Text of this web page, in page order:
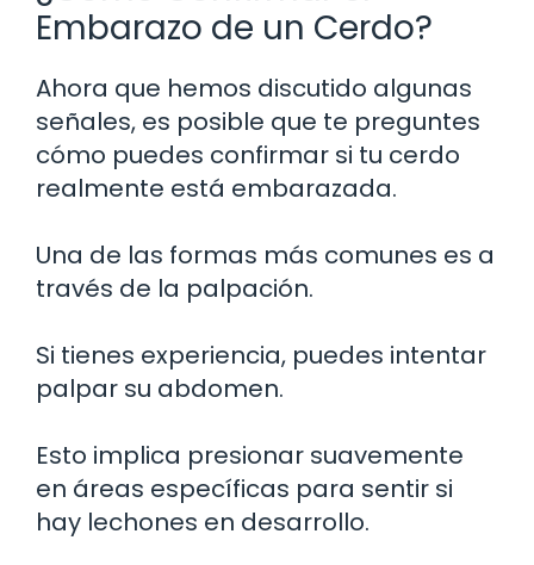
Embarazo de un Cerdo?
Ahora que hemos discutido algunas
señales, es posible que te preguntes
cómo puedes confirmar si tu cerdo
realmente está embarazada.
Una de las formas más comunes es a
través de la palpación.
Si tienes experiencia, puedes intentar
palpar su abdomen.
Esto implica presionar suavemente
en áreas específicas para sentir si
hay lechones en desarrollo.